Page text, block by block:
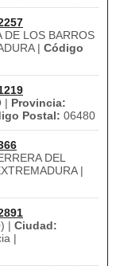
DE LOS BARROS
| Código
| Provincia:
Postal: 06480
DEL
|
| Ciudad:
|